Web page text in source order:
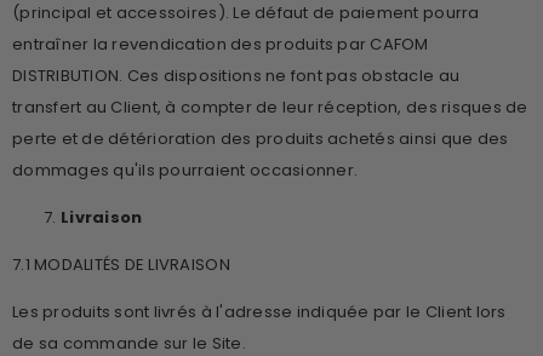
(principal et accessoires). Le défaut de paiement pourra
entraîner la revendication des produits par CAFOM
DISTRIBUTION. Ces dispositions ne font pas obstacle au
transfert au Client, à compter de leur réception, des risques de
perte et de détérioration des produits achetés ainsi que des
dommages qu'ils pourraient occasionner.
Livraison
7.1 MODALITÉS DE LIVRAISON
Les produits sont livrés à l'adresse indiquée par le Client lors
de sa commande sur le Site.